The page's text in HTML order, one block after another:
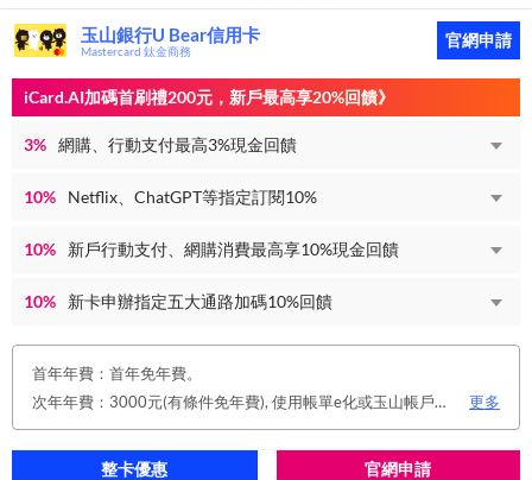
玉山銀行U Bear信用卡
Mastercard 鈦金商務
官網申請
iCard.AI加碼首刷禮200元，新戶最高享20%回饋》
3% 網購、行動支付最高3%現金回饋
10% Netflix、ChatGPT等指定訂閱10%
10% 新戶行動支付、網購消費最高享10%現金回饋
10% 新卡申辦指定五大通路加碼10%回饋
首年年費：首年免年費。
次年年費：3000元(有條件免年費), 使用帳單e化或玉山帳戶自動扣繳信用卡款或任消費一筆享免年費優惠。
更多
整卡優惠 官網申請